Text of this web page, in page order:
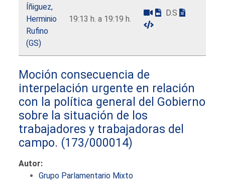
Íñiguez,
Herminio
Rufino
(GS)
19:13 h. a 19:19 h.
D.S
Moción consecuencia de
interpelación urgente en relación
con la política general del Gobierno
sobre la situación de los
trabajadores y trabajadoras del
campo. (173/000014)
Autor:
Grupo Parlamentario Mixto